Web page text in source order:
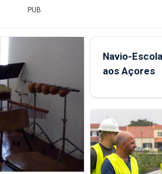
PUB
Navio-
aos Açores